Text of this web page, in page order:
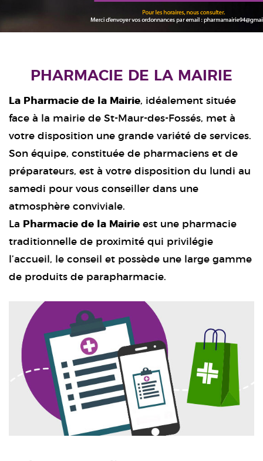
PHARMACIE DE LA MAIRIE
La Pharmacie de la Mairie, idéalement située
face à la mairie de St-Maur-des-Fossés, met à
votre disposition une grande variété de services.
Son équipe, constituée de pharmaciens et de
préparateurs, est à votre disposition du lundi au
samedi pour vous conseiller dans une
atmosphère conviviale.
La
Pharmacie de la Mairie est une pharmacie
traditionnelle de proximité qui privilégie
l’accueil, le conseil et possède une large gamme
de produits de parapharmacie.